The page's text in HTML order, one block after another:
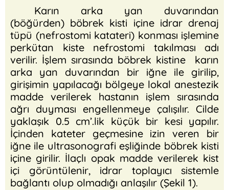
Karın arka yan duvarından
(böğürden) böbrek kisti içine idrar drenaj
tüpü (nefrostomi katateri) konması işlemine
perkütan kiste nefrostomi takılması adı
verilir. İşlem sırasında böbrek kistine karın
arka yan duvarından bir iğne ile girilip,
girişimin yapılacağı bölgeye lokal anestezik
madde verilerek hastanın işlem sırasında
ağrı duyması engellenmeye çalışılır. Cilde
yaklaşık 0.5 cm’.lik küçük bir kesi yapılır.
İçinden kateter geçmesine izin veren bir
iğne ile ultrasonografi eşliğinde böbrek kisti
içine girilir. İlaçlı opak madde verilerek kist
içi görüntülenir, idrar toplayıcı sistemle
bağlantı olup olmadığı anlaşılır (Şekil 1).